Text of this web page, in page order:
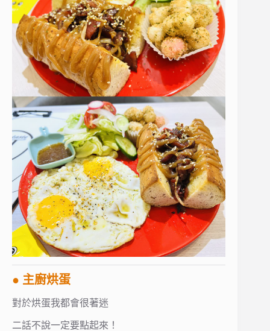
● 主廚烘蛋
對於烘蛋我都會很著迷
二話不說一定要點起來！